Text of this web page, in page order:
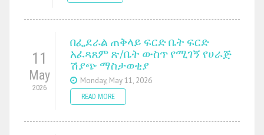
11
May
2026
በፌደራል ጠቅላይ ፍርድ ቤት ፍርድ
አፈጻጸም ጽ/ቤት ውስጥ የሚገኝ የሀራጅ
ሽያጭ ማስታወቂያ
Monday, May 11, 2026
READ MORE